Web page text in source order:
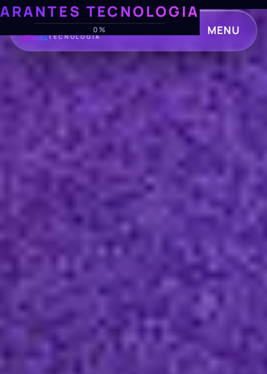
ARANTES TECNOLOGIA
0%
ARANTES
TECNOLOGIA MENU